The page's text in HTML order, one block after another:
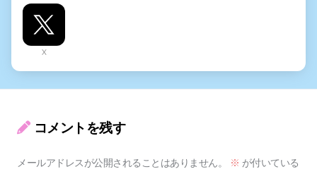
X
コメントを残す
メールアドレスが公開されることはありません。 ※ が付いている